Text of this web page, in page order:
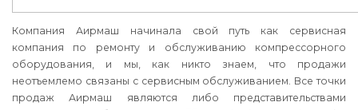
Компания Аирмаш начинала свой путь как сервисная
компания по ремонту и обслуживанию компрессорного
оборудования, и мы, как никто знаем, что продажи
неотъемлемо связаны с сервисным обслуживанием. Все точки
продаж Аирмаш являются либо представительствами